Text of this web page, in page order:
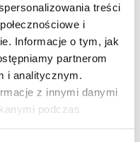
spersonalizowania treści
i
Informacje o tym, jak
partnerom
i analitycznym.
z innymi danymi
podczas